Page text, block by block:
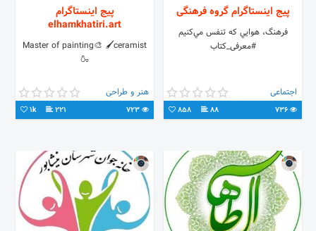
پیج اینستاگرام گروه فرهنگی
فرهنگ، هوايي كه تنفس مي‌كنيم
#معرفی_کتاب
اجتماعی
88
858
پیج اینستاگرام
elhamkhatiri.art
Master of painting🎨 🖌ceramist
🍶
هنر و طراحی
221
1k